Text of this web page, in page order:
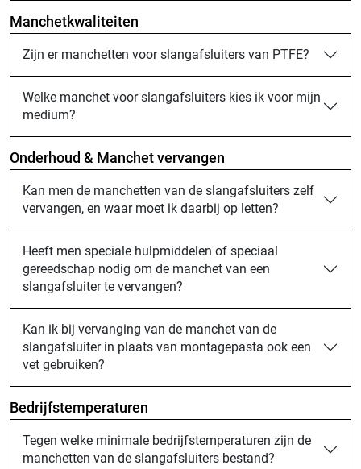
Manchetkwaliteiten
Zijn er manchetten voor slangafsluiters van PTFE?
Welke manchet voor slangafsluiters kies ik voor mijn
medium?
Onderhoud & Manchet vervangen
Kan men de manchetten van de slangafsluiters zelf
vervangen, en waar moet ik daarbij op letten?
Heeft men speciale hulpmiddelen of speciaal
gereedschap nodig om de manchet van een
slangafsluiter te vervangen?
Kan ik bij vervanging van de manchet van de
slangafsluiter in plaats van montagepasta ook een
vet gebruiken?
Bedrijfstemperaturen
Tegen welke minimale bedrijfstemperaturen zijn de
manchetten van de slangafsluiters bestand?